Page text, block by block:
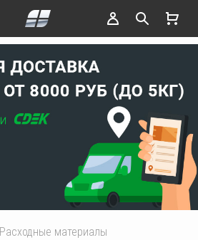
Расходные материалы